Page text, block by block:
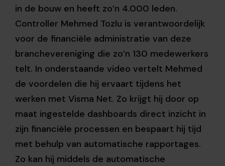
in de bouw en heeft zo’n 4.000 leden.
Controller Mehmed Tozlu is verantwoordelijk
voor de financiële administratie van deze
branchevereniging die zo’n 130 medewerkers
telt. In onderstaande video vertelt Mehmed
de voordelen die hij ervaart tijdens het
werken met Visma Net. Zo krijgt hij door op
maat ingestelde dashboards direct inzicht in
zijn financiële processen en bespaart hij tijd
met behulp van automatische rapportages.
Zo kan hij middels de automatische